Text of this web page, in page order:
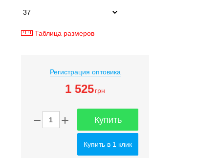
Таблица размеров
Регистрация оптовика
1 525 грн
Купить
Купить в 1 клик